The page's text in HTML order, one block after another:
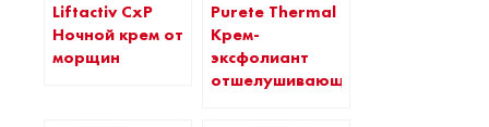
Liftactiv CxP
Ночной крем от
морщин
Purete Thermal
Крем-
эксфолиант
отшелушивающий